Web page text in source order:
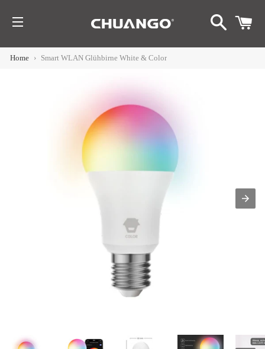
SUCHE
Home › Smart WLAN Glühbirne White & Color